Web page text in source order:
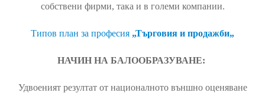
собствени фирми, така и в големи компании.
Типов план за професия „Търговия и продажби„
НАЧИН НА БАЛООБРАЗУВАНЕ:
Удвоеният резултат от националното външно оценяване